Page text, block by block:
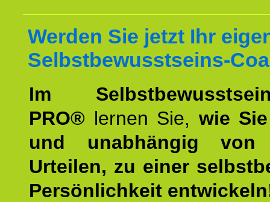
Werden Sie jetzt Ihr
Selbstbewusstseins-
Im
PRO® lernen Sie, wie
und unabhängig von
Urteilen, zu einer
Persönlichkeit